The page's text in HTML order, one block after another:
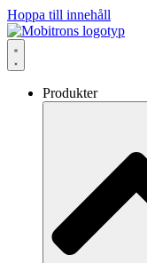
Hoppa till innehåll
Produkter